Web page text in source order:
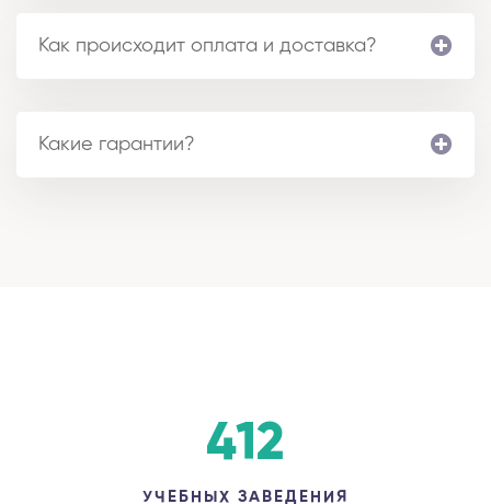
Как происходит оплата и доставка?
Какие гарантии?
412
УЧЕБНЫХ ЗАВЕДЕНИЯ